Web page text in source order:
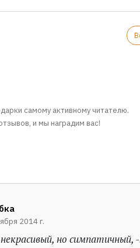
самому активному читателю.
и мы наградим вас!
2014 г.
но симпатичный,